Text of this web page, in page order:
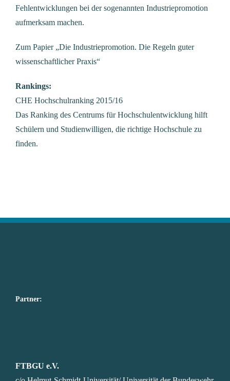
Fehlentwicklungen bei der sogenannten Industriepromotion
aufmerksam machen.
Zum Papier „Die Industriepromotion. Die Regeln guter
wissenschaftlicher Praxis“
Rankings:
CHE Hochschulranking 2015/16
Das Ranking des Centrums für Hochschulentwicklung hilft
Schülern und Studienwilligen, die richtige Hochschule zu
finden.
Partner:
FTBGU e.V.